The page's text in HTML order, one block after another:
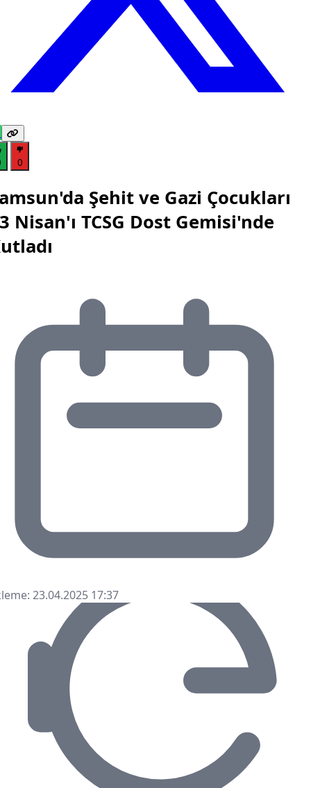
0
Şehit ve Gazi Çocukları
Nisan'ı TCSG Dost Gemisi'nde
23.04.2025 17:37